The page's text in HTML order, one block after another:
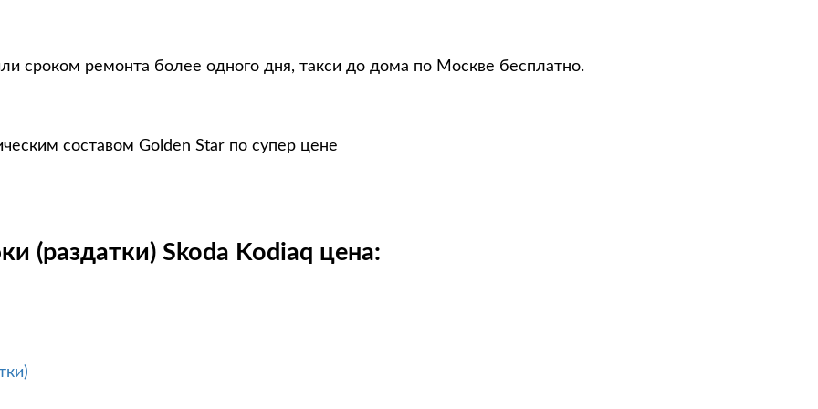
сроком ремонта более одного дня, такси до дома по Москве бесплатно.
составом Golden Star по супер цене
(раздатки) Skoda Kodiaq цена: